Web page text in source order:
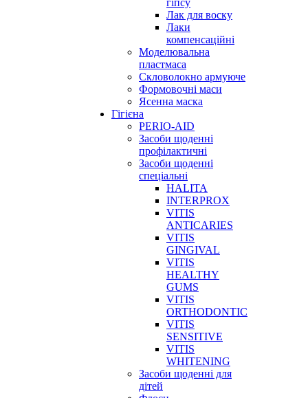
гіпсу
Лак для воску
Лаки
компенсаційні
Моделювальна
пластмаса
Скловолокно армуюче
Формовочні маси
Ясенна маска
Гігієна
PERIO-AID
Засоби щоденні
профілактичні
Засоби щоденні
спеціальні
HALITA
INTERPROX
VITIS
ANTICARIES
VITIS
GINGIVAL
VITIS
HEALTHY
GUMS
VITIS
ORTHODONTIC
VITIS
SENSITIVE
VITIS
WHITENING
Засоби щоденні для
дітей